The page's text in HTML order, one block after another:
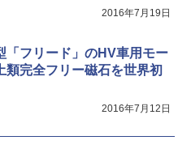
2016年7月19日
「フリード」のHV車用モー
類完全フリー磁石を世界初
2016年7月12日